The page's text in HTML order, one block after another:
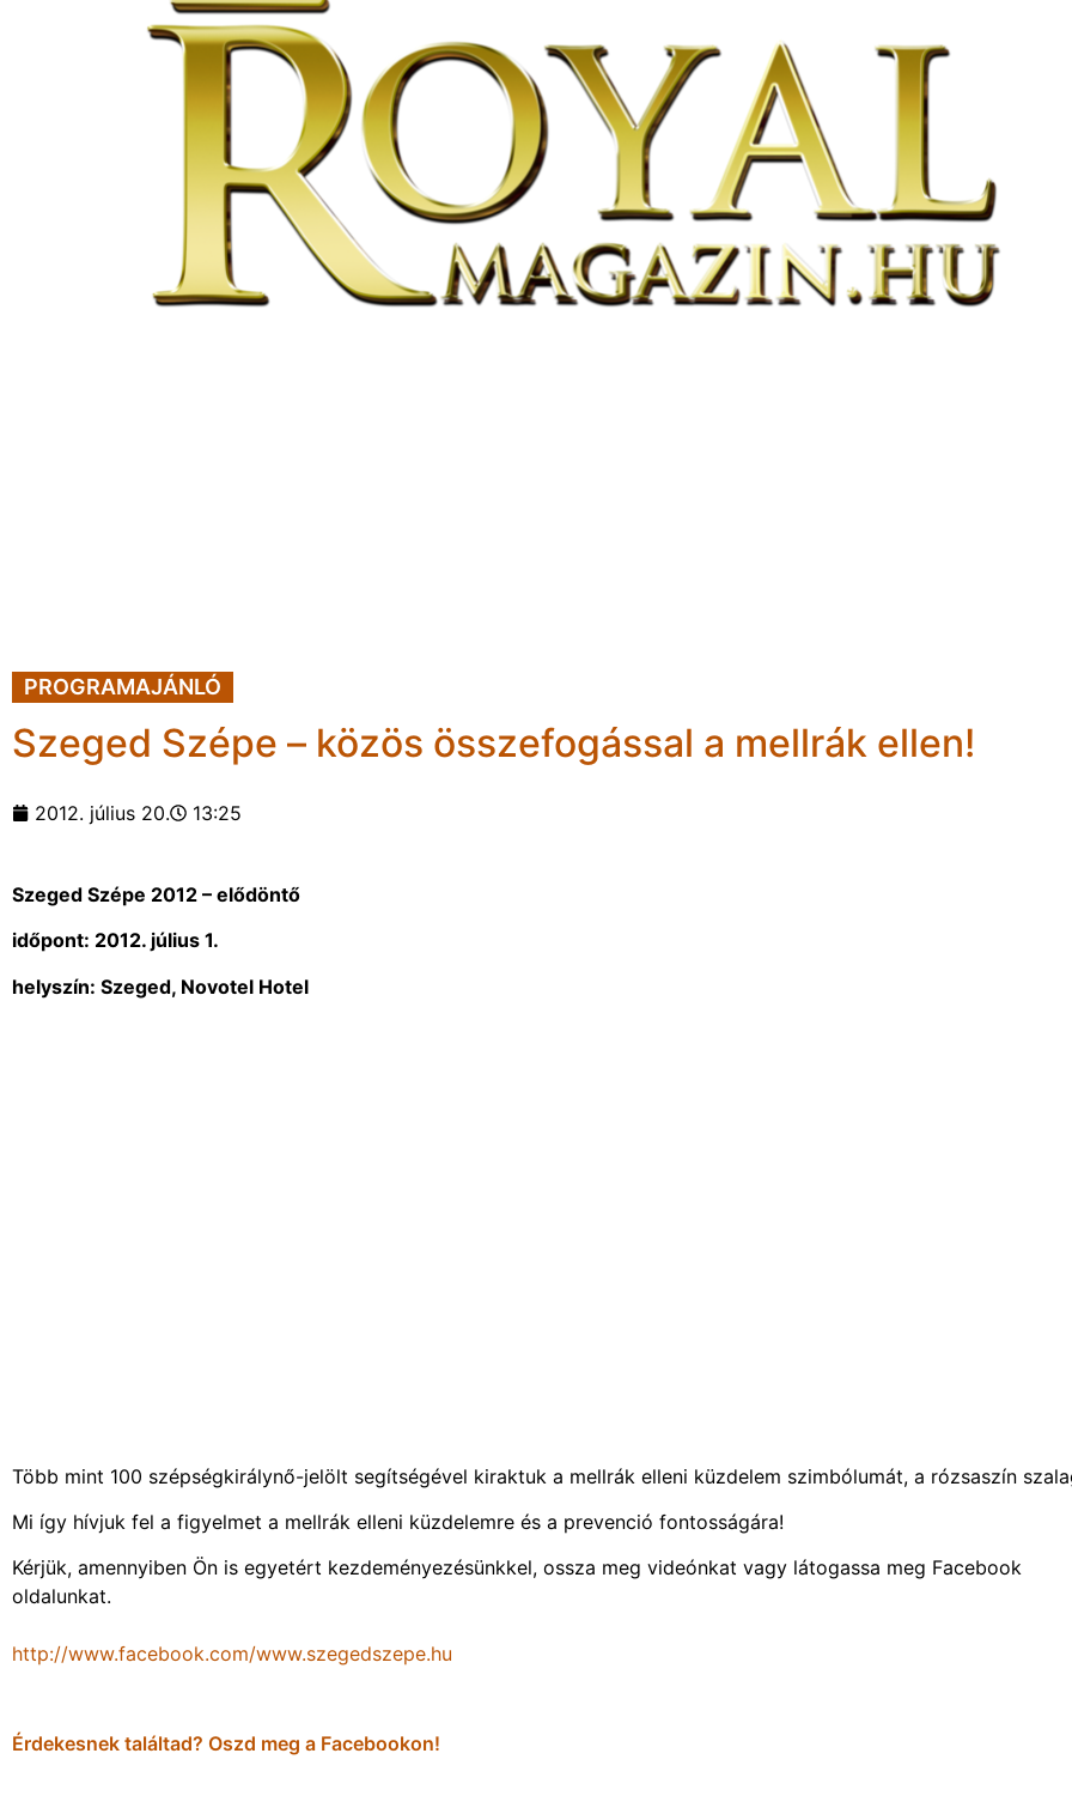
PROGRAMAJÁNLÓ
Szeged Szépe – közös összefogással a mellrák ellen!
2012. július 20. 13:25
Szeged Szépe 2012 – elődöntő
időpont: 2012. július 1.
helyszín: Szeged, Novotel Hotel
Több mint 100 szépségkirálynő-jelölt segítségével kiraktuk a mellrák elleni küzdelem szimbólumát, a rózsaszín
Mi így hívjuk fel a figyelmet a mellrák elleni küzdelemre és a prevenció fontosságára!
Kérjük, amennyiben Ön is egyetért kezdeményezésünkkel, ossza meg videónkat vagy látogassa meg Facebook
oldalunkat.
http://www.facebook.com/www.szegedszepe.hu
Érdekesnek találtad? Oszd meg a Facebookon!